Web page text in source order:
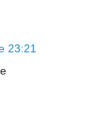
23:21